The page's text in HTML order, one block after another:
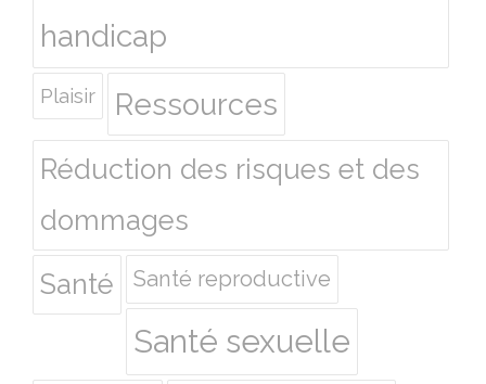
handicap
Plaisir Ressources
Réduction des risques et des
dommages
Santé
Santé reproductive
Santé sexuelle